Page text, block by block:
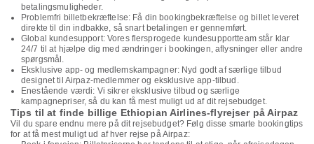
betalingsmuligheder.
Problemfri billetbekræftelse: Få din bookingbekræftelse og billet leveret
direkte til din indbakke, så snart betalingen er gennemført.
Global kundesupport: Vores flersprogede kundesupportteam står klar
24/7 til at hjælpe dig med ændringer i bookingen, aflysninger eller andre
spørgsmål.
Eksklusive app- og medlemskampagner: Nyd godt af særlige tilbud
designet til Airpaz-medlemmer og eksklusive app-tilbud.
Enestående værdi: Vi sikrer eksklusive tilbud og særlige
kampagnepriser, så du kan få mest muligt ud af dit rejsebudget.
Tips til at finde billige Ethiopian Airlines-flyrejser på Airpaz
Vil du spare endnu mere på dit rejsebudget? Følg disse smarte bookingtips
for at få mest muligt ud af hver rejse på Airpaz: